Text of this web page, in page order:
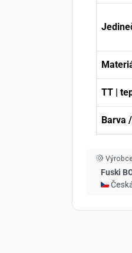
TT |
Barva
Fuski
🇨🇿